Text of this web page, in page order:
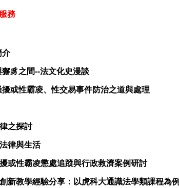
務
介
豸之間--法文化史漫談
或性霸凌、性交易事件防治之道與處理
之探討
律與生活
或性霸凌懲處追蹤與行政救濟案例研討
新教學經驗分享：以虎科大通識法學類課程為